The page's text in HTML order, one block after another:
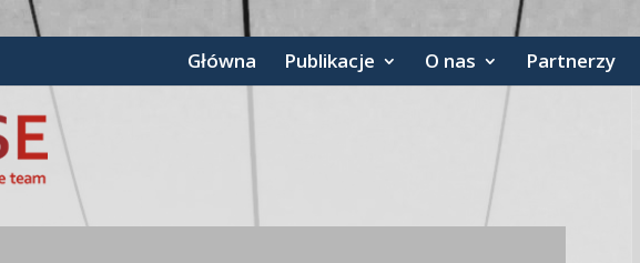
Główna Publikacje O nas Partnerzy